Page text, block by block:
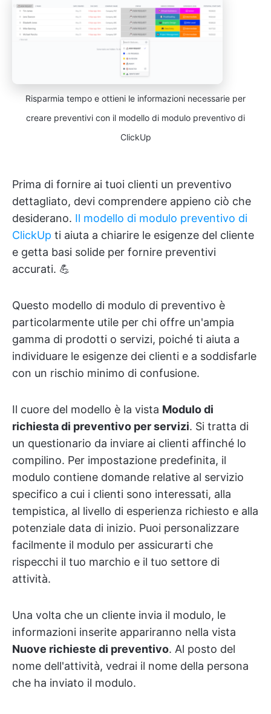
Risparmia tempo e ottieni le informazioni necessarie per
creare preventivi con il modello di modulo preventivo di
ClickUp
Prima di fornire ai tuoi clienti un preventivo
dettagliato, devi comprendere appieno ciò che
desiderano. Il modello di modulo preventivo di
ClickUp ti aiuta a chiarire le esigenze del cliente
e getta basi solide per fornire preventivi
accurati. 💪
Questo modello di modulo di preventivo è
particolarmente utile per chi offre un'ampia
gamma di prodotti o servizi, poiché ti aiuta a
individuare le esigenze dei clienti e a soddisfarle
con un rischio minimo di confusione.
Il cuore del modello è la vista Modulo di
richiesta di preventivo per servizi. Si tratta di
un questionario da inviare ai clienti affinché lo
compilino. Per impostazione predefinita, il
modulo contiene domande relative al servizio
specifico a cui i clienti sono interessati, alla
tempistica, al livello di esperienza richiesto e alla
potenziale data di inizio. Puoi personalizzare
facilmente il modulo per assicurarti che
rispecchi il tuo marchio e il tuo settore di
attività.
Una volta che un cliente invia il modulo, le
informazioni inserite appariranno nella vista
Nuove richieste di preventivo. Al posto del
nome dell'attività, vedrai il nome della persona
che ha inviato il modulo.